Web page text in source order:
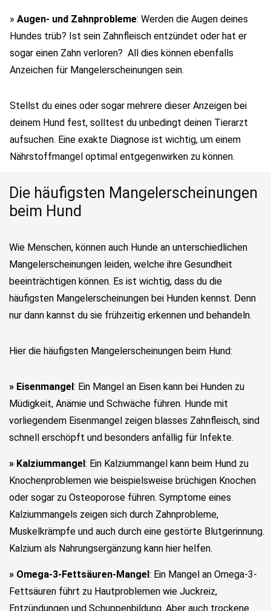
» Augen- und Zahnprobleme: Werden die Augen deines
Hundes trüb? Ist sein Zahnfleisch entzündet oder hat er
sogar einen Zahn verloren? All dies können ebenfalls
Anzeichen für Mangelerscheinungen sein.
Stellst du eines oder sogar mehrere dieser Anzeigen bei
deinem Hund fest, solltest du unbedingt deinen Tierarzt
aufsuchen. Eine exakte Diagnose ist wichtig, um einem
Nährstoffmangel optimal entgegenwirken zu können.
Die häufigsten Mangelerscheinungen
beim Hund
Wie Menschen, können auch Hunde an unterschiedlichen
Mangelerscheinungen leiden, welche ihre Gesundheit
beeinträchtigen können. Es ist wichtig, dass du die
häufigsten Mangelerscheinungen bei Hunden kennst. Denn
nur dann kannst du sie frühzeitig erkennen und behandeln.
Hier die häufigsten Mangelerscheinungen beim Hund:
» Eisenmangel: Ein Mangel an Eisen kann bei Hunden zu
Müdigkeit, Anämie und Schwäche führen. Hunde mit
vorliegendem Eisenmangel zeigen blasses Zahnfleisch, sind
schnell erschöpft und besonders anfällig für Infekte.
» Kalziummangel: Ein Kalziummangel kann beim Hund zu
Knochenproblemen wie beispielsweise brüchigen Knochen
oder sogar zu Osteoporose führen. Symptome eines
Kalziummangels zeigen sich durch Zahnprobleme,
Muskelkrämpfe und auch durch eine gestörte Blutgerinnung.
Kalzium als Nahrungsergänzung kann hier helfen.
» Omega-3-Fettsäuren-Mangel: Ein Mangel an Omega-3-
Fettsäuren führt zu Hautproblemen wie Juckreiz,
Entzündungen und Schuppenbildung. Aber auch trockene